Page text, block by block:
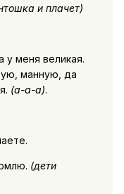
и плачет)
у меня великая.
манную, да
(а-а-а).
(дети